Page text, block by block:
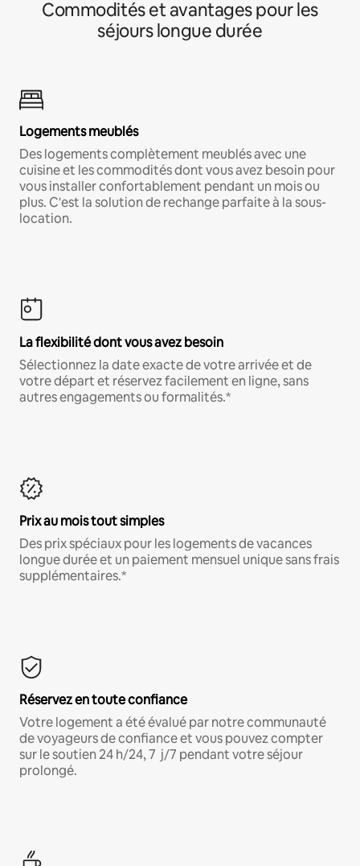
Commodités et avantages pour les
séjours longue durée
Logements meublés
Des logements complètement meublés avec une
cuisine et les commodités dont vous avez besoin pour
vous installer confortablement pendant un mois ou
plus. C'est la solution de rechange parfaite à la sous-
location.
La flexibilité dont vous avez besoin
Sélectionnez la date exacte de votre arrivée et de
votre départ et réservez facilement en ligne, sans
autres engagements ou formalités.*
Prix au mois tout simples
Des prix spéciaux pour les logements de vacances
longue durée et un paiement mensuel unique sans frais
supplémentaires.*
Réservez en toute confiance
Votre logement a été évalué par notre communauté
de voyageurs de confiance et vous pouvez compter
sur le soutien 24 h/24, 7 j/7 pendant votre séjour
prolongé.